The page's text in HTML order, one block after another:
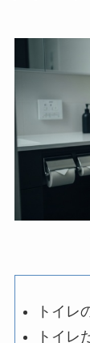
トイレ
トイレ